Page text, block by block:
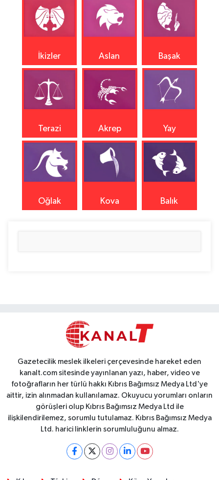
İkizler Aslan Başak
Terazi Akrep Yay
Oğlak Kova Balık
Gazetecilik meslek ilkeleri çerçevesinde hareket eden
kanalt.com sitesinde yayınlanan yazı, haber, video ve
fotoğrafların her türlü hakkı Kıbrıs Bağımsız Medya Ltd'ye
aittir, izin alınmadan kullanılamaz. Okuyucu yorumları onların
görüşleri olup Kıbrıs Bağımsız Medya Ltd ile
ilişkilendirilemez, sorumlu tutulamaz. Kıbrıs Bağımsız Medya
Ltd. harici linklerin sorumluluğunu almaz.